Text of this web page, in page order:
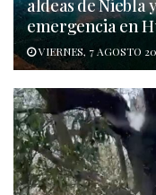
aldeas de Niebla
emergencia en
VIERNES, 7 AGOSTO